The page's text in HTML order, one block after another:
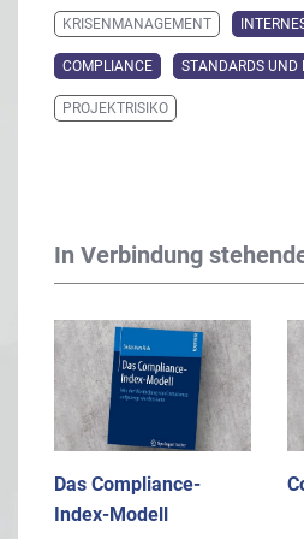
KRISENMANAGEMENT
COMPLIANCE STANDARDS UND
PROJEKTRISIKO
In Verbindung
Das Compliance-
Index-Modell